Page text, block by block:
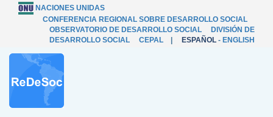
NACIONES UNIDAS
CONFERENCIA REGIONAL SOBRE DESARROLLO SOCIAL
OBSERVATORIO DE DESARROLLO SOCIAL
DIVISIÓN DE
DESARROLLO SOCIAL
CEPAL ESPAÑOL - ENGLISH